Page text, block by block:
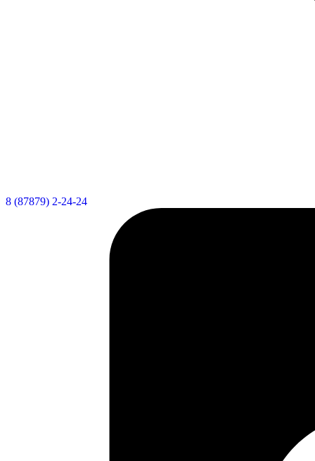
8 (87879) 2-24-24